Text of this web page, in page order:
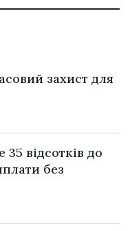
захист для
відсотків до
без